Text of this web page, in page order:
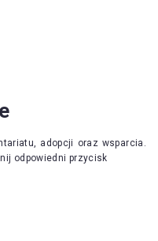
adopcji oraz wsparcia.
odpowiedni przycisk